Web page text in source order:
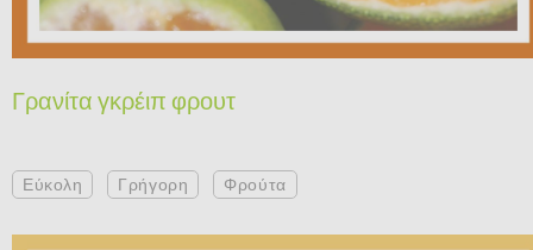
Γρανίτα γκρέιπ φρουτ
Εύκολη Γρήγορη Φρούτα